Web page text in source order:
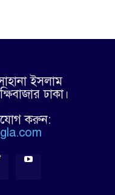
ইসলাম
ঢাকা।
করুন: